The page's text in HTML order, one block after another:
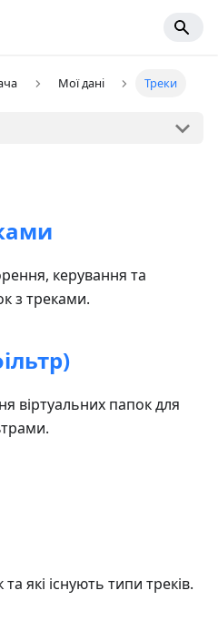
Мої дані Треки
керування та
з треками.
віртуальних папок для
які існують типи треків.